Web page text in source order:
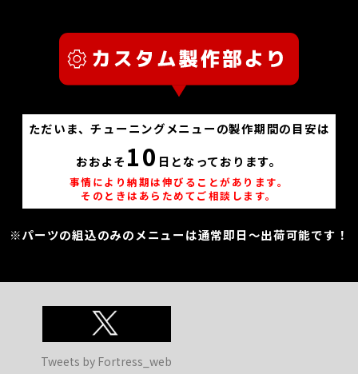
ただいま、チューニングメニューの製作期間の目安は
おおよそ 10 日となっております。
事情により納期は伸びることがあります。
そのときはあらためてご相談します。
※パーツの組込のみのメニューは通常即日～出荷可能です！
Tweets by Fortress_web